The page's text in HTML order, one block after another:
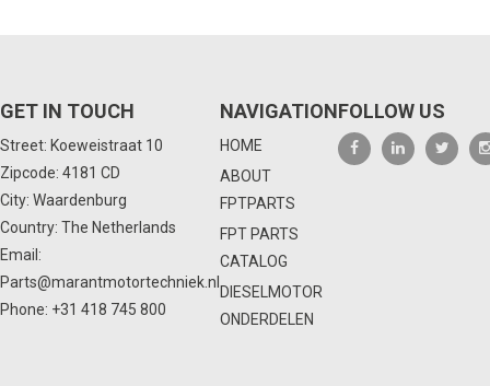
GET IN TOUCH
Street: Koeweistraat 10
Zipcode: 4181 CD
City: Waardenburg
Country: The Netherlands
Email:
Parts@marantmotortechniek.nl
Phone: +31 418 745 800
NAVIGATION
HOME
ABOUT
FPTPARTS
FPT PARTS
CATALOG
DIESELMOTOR
ONDERDELEN
FOLLOW US